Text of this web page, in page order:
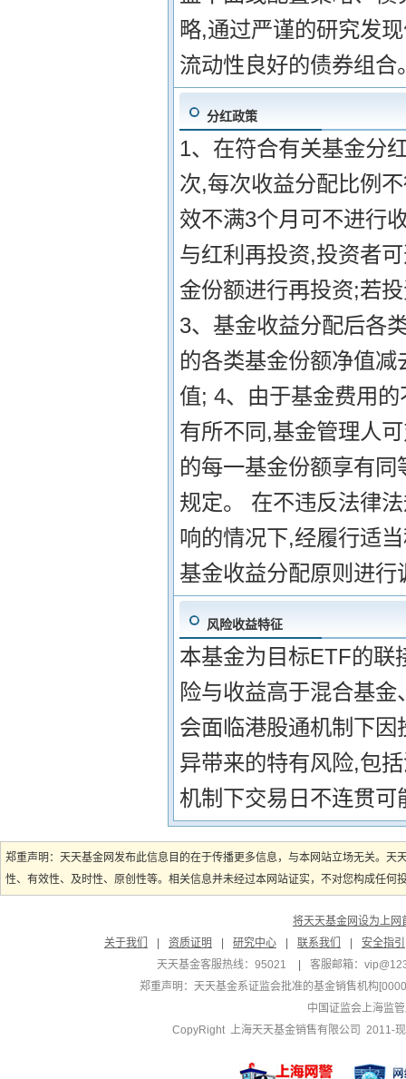
略,通过严谨的研究发
流动性良好的债券组
分红政策
1、在符合有关基金分
次,每次收益分配比例
效不满3个月可不进行
与红利再投资,投资者
金份额进行再投资;若
3、基金收益分配后各
的各类基金份额净值
值; 4、由于基金费用
有所不同,基金管理人
的每一基金份额享有
规定。 在不违反法律
响的情况下,经履行适
基金收益分配原则进行
风险收益特征
本基金为目标ETF的联
险与收益高于混合基
会面临港股通机制下
异带来的特有风险,包
机制下交易日不连贯可
郑重声明：天天基金网发布此信息目的在于传播更多信息，与本网站立场无关。
性、有效性、及时性、原创性等。相关信息并未经过本网站证实，不对您构成任
将天天基金网设为上网
关于我们
资质证明 研究中心 联系我们
安全指引
天天基金客服热线：95021
客服邮箱：
郑重声明： 天天基金系证监会批准的基金销售机构
中国证监会上海监
CopyRight 上海天天基金销售有限公司 2011-